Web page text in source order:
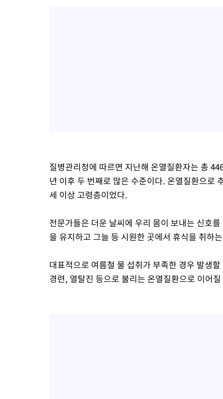
질병관리청에 따르면 지난해 온열질환자는 총
년 이후 두 번째로 많은 수준이다. 온열질환으로
세 이상 고령층이었다.
전문가들은 더운 날씨에 우리 몸이 보내는 신호
을 유지하고 그늘 등 시원한 곳에서 휴식을 취하
대표적으로 여름철 물 섭취가 부족한 경우 발생
경련, 열탈진 등으로 불리는 온열질환으로 이어